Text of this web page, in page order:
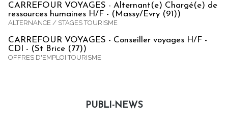
CARREFOUR VOYAGES - Alternant(e) Chargé(e) de
ressources humaines H/F - (Massy/Evry (91))
ALTERNANCE / STAGES TOURISME
CARREFOUR VOYAGES - Conseiller voyages H/F -
CDI - (St Brice (77))
OFFRES D'EMPLOI TOURISME
PUBLI-NEWS